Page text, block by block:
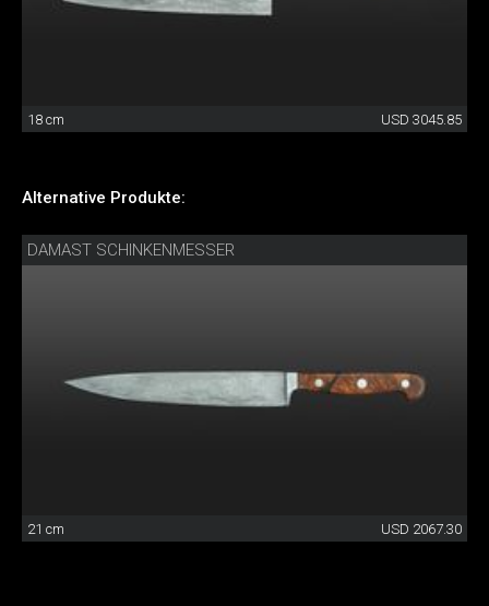
18 cm USD 3045.85
Alternative Produkte:
DAMAST SCHINKENMESSER
21 cm USD 2067.30